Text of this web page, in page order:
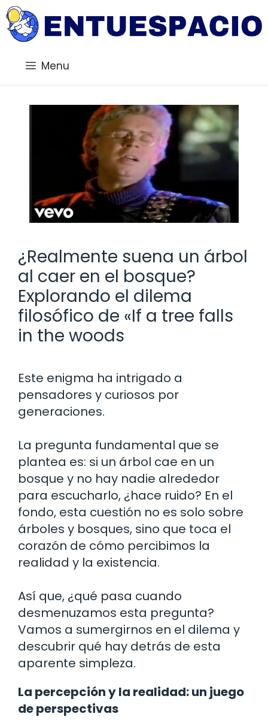
Saltar
al
contenido
Menu
¿Realmente suena un árbol
al caer en el bosque?
Explorando el dilema
filosófico de «If a tree falls
in the woods
Este enigma ha intrigado a
pensadores y curiosos por
generaciones.
La pregunta fundamental que se
plantea es: si un árbol cae en un
bosque y no hay nadie alrededor
para escucharlo, ¿hace ruido? En el
fondo, esta cuestión no es solo sobre
árboles y bosques, sino que toca el
corazón de cómo percibimos la
realidad y la existencia.
Así que, ¿qué pasa cuando
desmenuzamos esta pregunta?
Vamos a sumergirnos en el dilema y
descubrir qué hay detrás de esta
aparente simpleza.
La percepción y la realidad: un juego
de perspectivas